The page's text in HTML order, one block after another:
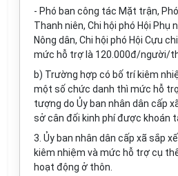
- Phó ban công tác Mặt trận,
Thanh niên, Chi hội phó Hội Phụ
Nông dân, Chi hội phó Hội Cựu
mức hỗ trợ là 120.000đ/người/
b) Trường hợp có bố trí kiêm
một số chức danh thì mức hỗ
tượng do Ủy ban nhân dân cấp
sở cân đối kinh phí được khoán
3. Ủy ban nhân dân cấp xã sắp
kiêm nhiệm và mức hỗ trợ cụ
hoạt động ở thôn.